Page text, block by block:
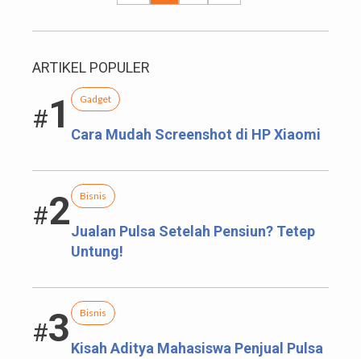
ARTIKEL POPULER
#1 Gadget
Cara Mudah Screenshot di HP Xiaomi
#2 Bisnis
Jualan Pulsa Setelah Pensiun? Tetep
Untung!
#3 Bisnis
Kisah Aditya Mahasiswa Penjual Pulsa